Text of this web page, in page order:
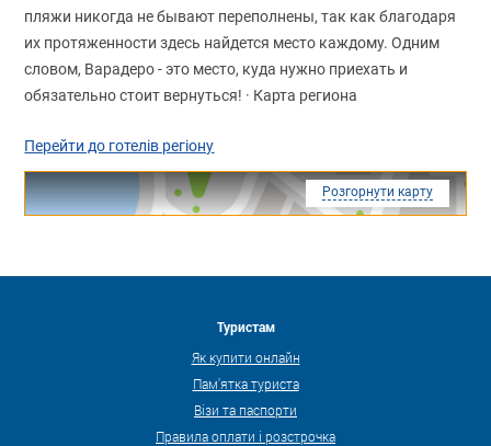
пляжи никогда не бывают переполнены, так как благодаря
их протяженности здесь найдется место каждому. Одним
словом, Варадеро - это место, куда нужно приехать и
обязательно стоит вернуться! · Карта региона
Перейти до готелів регіону
Розгорнути карту
Туристам
Як купити онлайн
Пам'ятка туриста
Візи та паспорти
Правила оплати і розстрочка